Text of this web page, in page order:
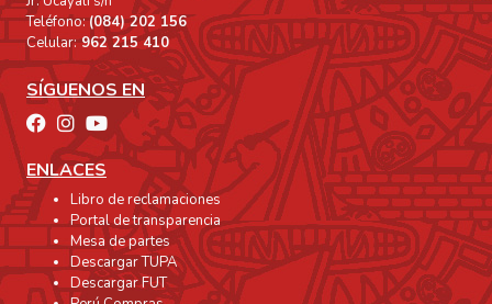
Teléfono:(084) 202 156
Celular:962 215 410
SÍGUENOS EN
ENLACES
Libro de reclamaciones
Portal de transparencia
Mesa de partes
Descargar TUPA
Descargar FUT